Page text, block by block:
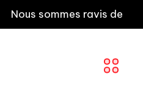
Nous sommes ravis de